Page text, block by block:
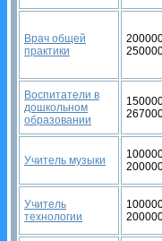
Врач общей
практики
Воспитатели в
дошкольном
образовании
Учитель музыки
Учитель
технологии